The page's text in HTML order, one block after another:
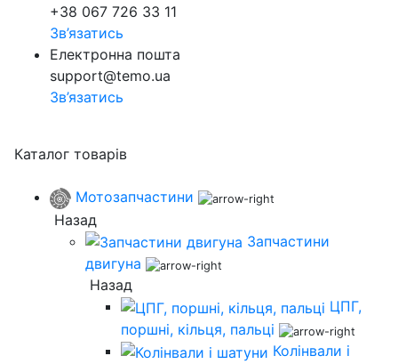
+38 067 726 33 11
Зв’язатись
Електронна пошта
support@temo.ua
Зв’язатись
Каталог товарів
Мотозапчастини
Назад
Запчастини
двигуна
Назад
ЦПГ,
поршні, кільця, пальці
Колінвали і